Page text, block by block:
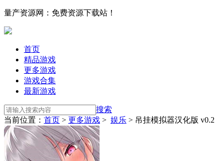
量产资源网：免费资源下载站！
首页
精品游戏
更多游戏
游戏合集
最新游戏
搜索
当前位置： 首页 > 更多游戏 > 娱乐 > 吊挂模拟器汉化版 v0.2